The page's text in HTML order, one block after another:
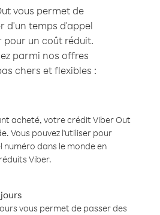
vous permet de
d'un temps d'appel
pour un coût réduit.
parmi nos offres
chers et flexibles :
acheté, votre crédit Viber Out
Vous pouvez l'utiliser pour
dans le monde en
Viber.
vous permet de passer des